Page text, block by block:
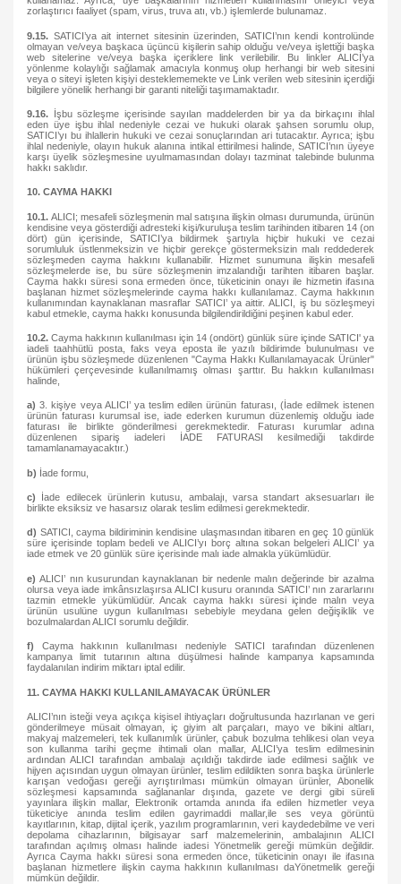
zorlaştırıcı faaliyet (spam, virus, truva atı, vb.) işlemlerde bulunamaz.
9.15. SATICI’ya ait internet sitesinin üzerinden, SATICI’nın kendi kontrolünde
olmayan ve/veya başkaca üçüncü kişilerin sahip olduğu ve/veya işlettiği başka
web sitelerine ve/veya başka içeriklere link verilebilir. Bu linkler ALICI’ya
yönlenme kolaylığı sağlamak amacıyla konmuş olup herhangi bir web sitesini
veya o siteyi işleten kişiyi desteklememekte ve Link verilen web sitesinin içerdiği
bilgilere yönelik herhangi bir garanti niteliği taşımamaktadır.
9.16. İşbu sözleşme içerisinde sayılan maddelerden bir ya da birkaçını ihlal
eden üye işbu ihlal nedeniyle cezai ve hukuki olarak şahsen sorumlu olup,
SATICI’yı bu ihlallerin hukuki ve cezai sonuçlarından ari tutacaktır. Ayrıca; işbu
ihlal nedeniyle, olayın hukuk alanına intikal ettirilmesi halinde, SATICI’nın üyeye
karşı üyelik sözleşmesine uyulmamasından dolayı tazminat talebinde bulunma
hakkı saklıdır.
10. CAYMA HAKKI
10.1. ALICI; mesafeli sözleşmenin mal satışına ilişkin olması durumunda, ürünün
kendisine veya gösterdiği adresteki kişi/kuruluşa teslim tarihinden itibaren 14 (on
dört) gün içerisinde, SATICI’ya bildirmek şartıyla hiçbir hukuki ve cezai
sorumluluk üstlenmeksizin ve hiçbir gerekçe göstermeksizin malı reddederek
sözleşmeden cayma hakkını kullanabilir. Hizmet sunumuna ilişkin mesafeli
sözleşmelerde ise, bu süre sözleşmenin imzalandığı tarihten itibaren başlar.
Cayma hakkı süresi sona ermeden önce, tüketicinin onayı ile hizmetin ifasına
başlanan hizmet sözleşmelerinde cayma hakkı kullanılamaz. Cayma hakkının
kullanımından kaynaklanan masraflar SATICI’ ya aittir. ALICI, iş bu sözleşmeyi
kabul etmekle, cayma hakkı konusunda bilgilendirildiğini peşinen kabul eder.
10.2. Cayma hakkının kullanılması için 14 (ondört) günlük süre içinde SATICI' ya
iadeli taahhütlü posta, faks veya eposta ile yazılı bildirimde bulunulması ve
ürünün işbu sözleşmede düzenlenen "Cayma Hakkı Kullanılamayacak Ürünler"
hükümleri çerçevesinde kullanılmamış olması şarttır. Bu hakkın kullanılması
halinde,
a) 3. kişiye veya ALICI’ ya teslim edilen ürünün faturası, (İade edilmek istenen
ürünün faturası kurumsal ise, iade ederken kurumun düzenlemiş olduğu iade
faturası ile birlikte gönderilmesi gerekmektedir. Faturası kurumlar adına
düzenlenen sipariş iadeleri İADE FATURASI kesilmediği takdirde
tamamlanamayacaktır.)
b) İade formu,
c) İade edilecek ürünlerin kutusu, ambalajı, varsa standart aksesuarları ile
birlikte eksiksiz ve hasarsız olarak teslim edilmesi gerekmektedir.
d) SATICI, cayma bildiriminin kendisine ulaşmasından itibaren en geç 10 günlük
süre içerisinde toplam bedeli ve ALICI’yı borç altına sokan belgeleri ALICI’ ya
iade etmek ve 20 günlük süre içerisinde malı iade almakla yükümlüdür.
e) ALICI’ nın kusurundan kaynaklanan bir nedenle malın değerinde bir azalma
olursa veya iade imkânsızlaşırsa ALICI kusuru oranında SATICI’ nın zararlarını
tazmin etmekle yükümlüdür. Ancak cayma hakkı süresi içinde malın veya
ürünün usulüne uygun kullanılması sebebiyle meydana gelen değişiklik ve
bozulmalardan ALICI sorumlu değildir.
f) Cayma hakkının kullanılması nedeniyle SATICI tarafından düzenlenen
kampanya limit tutarının altına düşülmesi halinde kampanya kapsamında
faydalanılan indirim miktarı iptal edilir.
11. CAYMA HAKKI KULLANILAMAYACAK ÜRÜNLER
ALICI’nın isteği veya açıkça kişisel ihtiyaçları doğrultusunda hazırlanan ve geri
gönderilmeye müsait olmayan, iç giyim alt parçaları, mayo ve bikini altları,
makyaj malzemeleri, tek kullanımlık ürünler, çabuk bozulma tehlikesi olan veya
son kullanma tarihi geçme ihtimali olan mallar, ALICI’ya teslim edilmesinin
ardından ALICI tarafından ambalajı açıldığı takdirde iade edilmesi sağlık ve
hijyen açısından uygun olmayan ürünler, teslim edildikten sonra başka ürünlerle
karışan vedoğası gereği ayrıştırılması mümkün olmayan ürünler, Abonelik
sözleşmesi kapsamında sağlananlar dışında, gazete ve dergi gibi süreli
yayınlara ilişkin mallar, Elektronik ortamda anında ifa edilen hizmetler veya
tüketiciye anında teslim edilen gayrimaddi mallar,ile ses veya görüntü
kayıtlarının, kitap, dijital içerik, yazılım programlarının, veri kaydedebilme ve veri
depolama cihazlarının, bilgisayar sarf malzemelerinin, ambalajının ALICI
tarafından açılmış olması halinde iadesi Yönetmelik gereği mümkün değildir.
Ayrıca Cayma hakkı süresi sona ermeden önce, tüketicinin onayı ile ifasına
başlanan hizmetlere ilişkin cayma hakkının kullanılması daYönetmelik gereği
mümkün değildir.